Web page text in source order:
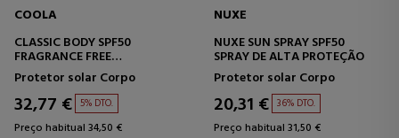
COOLA
CLASSIC BODY SPF50
FRAGRANCE FREE
PROTETOR CORPORAL
Protetor solar Corpo
32,77 € 5% DTO.
Preço habitual 34,50 €
NUXE
NUXE SUN SPRAY SPF50
SPRAY DE ALTA PROTEÇÃO
Protetor solar Corpo
20,31 € 36% DTO.
Preço habitual 31,50 €